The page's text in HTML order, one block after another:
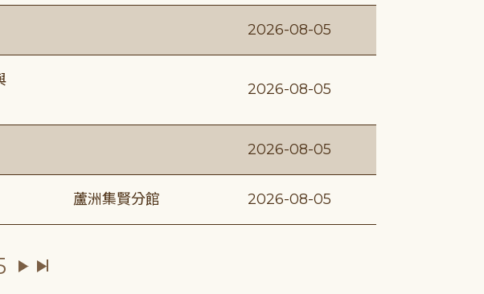
2026-08-05
2026-08-05
2026-08-05
蘆洲集賢分館 2026-08-05